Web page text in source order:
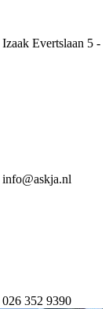
Izaak Evertslaan 5 -
info@askja.nl
026 352 9390